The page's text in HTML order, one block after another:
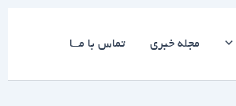
مجله خبری تماس با مــا